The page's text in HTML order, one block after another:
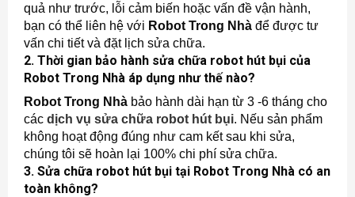
quả như trước, lỗi cảm biến hoặc vấn đề vận hành,
bạn có thể liên hệ với Robot Trong Nhàđể được tư
vấn chi tiết và đặt lịch sửa chữa.
2. Thời gian bảo hành sửa chữa robot hút bụi của
Robot Trong Nhà áp dụng như thế nào?
Robot Trong Nhàbảo hành dài hạn từ 3 -6 tháng cho
các dịch vụ sửa chữa robot hút bụi. Nếu sản phẩm
không hoạt động đúng như cam kết sau khi sửa,
chúng tôi sẽ hoàn lại 100% chi phí sửa chữa.
3. Sửa chữa robot hút bụi tại Robot Trong Nhà có an
toàn không?